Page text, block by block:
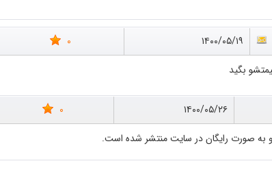
۱۴۰۰/۰۵/۱۹ 0
بگید
۱۴۰۰/۰۵/۲۶ 0
به صورت رایگان در سایت منتشر شده است.